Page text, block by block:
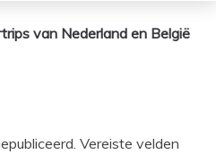
van Nederland en België
Vereiste velden